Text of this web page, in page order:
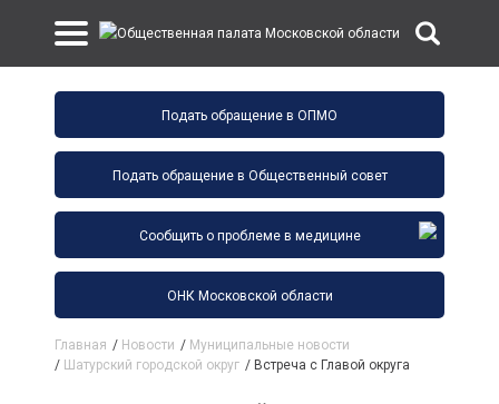
Подать обращение в ОПМО
Подать обращение в Общественный совет
Сообщить о проблеме в медицине
ОНК Московской области
Главная / Новости / Муниципальные новости
/ Шатурский городской округ / Встреча с Главой округа